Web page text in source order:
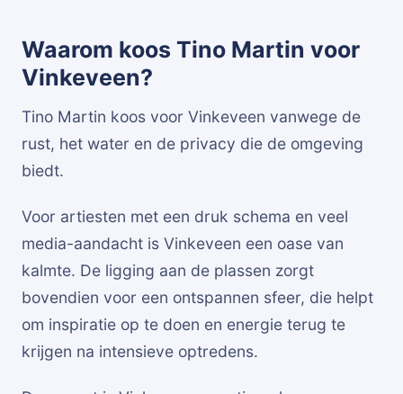
Waarom koos Tino Martin voor
Vinkeveen?
Tino Martin koos voor Vinkeveen vanwege de
rust, het water en de privacy die de omgeving
biedt.
Voor artiesten met een druk schema en veel
media-aandacht is Vinkeveen een oase van
kalmte. De ligging aan de plassen zorgt
bovendien voor een ontspannen sfeer, die helpt
om inspiratie op te doen en energie terug te
krijgen na intensieve optredens.